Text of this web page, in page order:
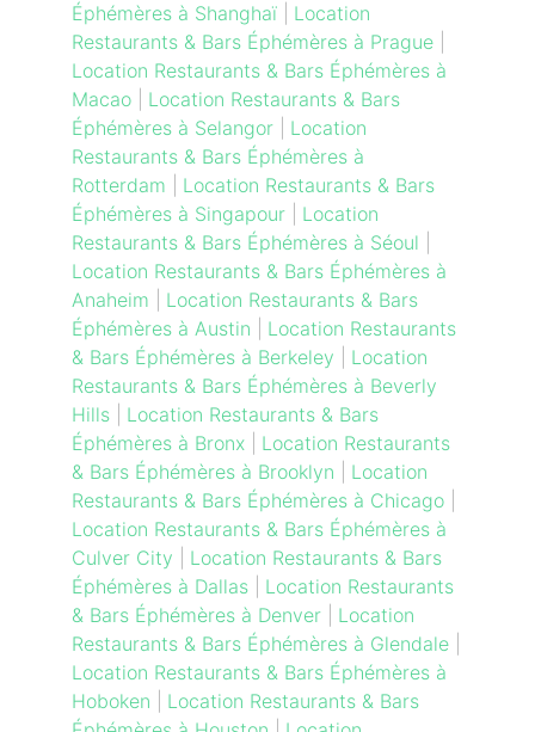
Éphémères à Shanghaï| Location
Restaurants & Bars Éphémères à Prague|
Location Restaurants & Bars Éphémères à
Macao| Location Restaurants & Bars
Éphémères à Selangor| Location
Restaurants & Bars Éphémères à
Rotterdam
Location Restaurants & Bars
Éphémères à Singapour| Location
Restaurants & Bars Éphémères à Séoul
Location Restaurants & Bars Éphémères à
Anaheim
Location Restaurants & Bars
Éphémères à Austin
Location Restaurants
& Bars Éphémères à Berkeley
Location
Restaurants & Bars Éphémères à Beverly
Hills| Location Restaurants & Bars
Éphémères à Bronx| Location Restaurants
& Bars Éphémères à Brooklyn
Location
Restaurants & Bars Éphémères à Chicago|
Location Restaurants & Bars Éphémères à
Culver City
Location Restaurants & Bars
Éphémères à Dallas| Location Restaurants
& Bars Éphémères à Denver| Location
Restaurants & Bars Éphémères à Glendale|
Location Restaurants & Bars Éphémères à
Hoboken
Location Restaurants & Bars